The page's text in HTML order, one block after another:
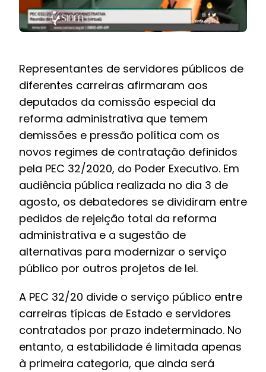
PCCR JÁ – Galeria
Representantes de servidores públicos de
diferentes carreiras afirmaram aos
deputados da comissão especial da
reforma administrativa que temem
demissões e pressão política com os
novos regimes de contratação definidos
pela PEC 32/2020, do Poder Executivo. Em
audiência pública realizada no dia 3 de
agosto, os debatedores se dividiram entre
pedidos de rejeição total da reforma
administrativa e a sugestão de
alternativas para modernizar o serviço
público por outros projetos de lei.
A PEC 32/20 divide o serviço público entre
carreiras típicas de Estado e servidores
contratados por prazo indeterminado. No
entanto, a estabilidade é limitada apenas
à primeira categoria, que ainda será